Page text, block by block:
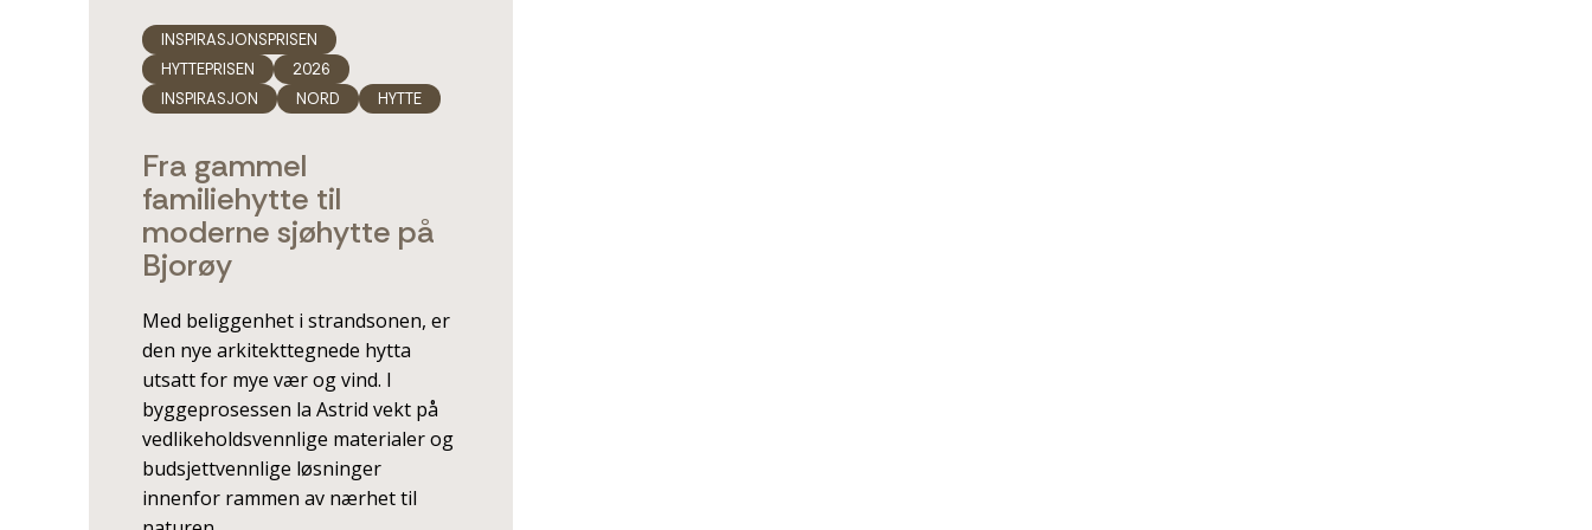
INSPIRASJONSPRISEN
HYTTEPRISEN
2026
INSPIRASJON
NORD HYTTE
Fra gammel
familiehytte til
moderne sjøhytte på
Bjorøy
Med beliggenhet i strandsonen, er
den nye arkitekttegnede hytta
utsatt for mye vær og vind. I
byggeprosessen la Astrid vekt på
vedlikeholdsvennlige materialer og
budsjettvennlige løsninger
innenfor rammen av nærhet til